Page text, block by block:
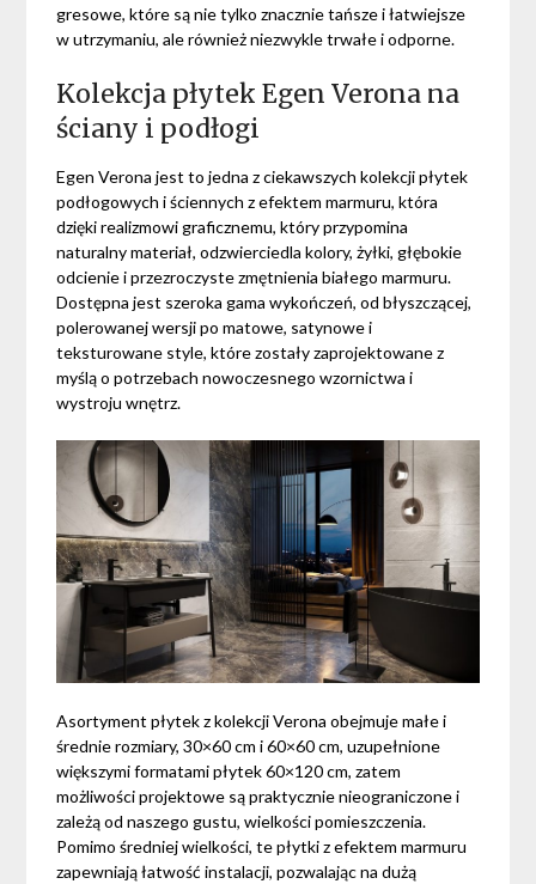
gresowe, które są nie tylko znacznie tańsze i łatwiejsze
w utrzymaniu, ale również niezwykle trwałe i odporne.
Kolekcja płytek Egen Verona na
ściany i podłogi
Egen Verona jest to jedna z ciekawszych kolekcji płytek
podłogowych i ściennych z efektem marmuru, która
dzięki realizmowi graficznemu, który przypomina
naturalny materiał, odzwierciedla kolory, żyłki, głębokie
odcienie i przezroczyste zmętnienia białego marmuru.
Dostępna jest szeroka gama wykończeń, od błyszczącej,
polerowanej wersji po matowe, satynowe i
teksturowane style, które zostały zaprojektowane z
myślą o potrzebach nowoczesnego wzornictwa i
wystroju wnętrz.
Asortyment płytek z kolekcji Verona obejmuje małe i
średnie rozmiary, 30×60 cm i 60×60 cm, uzupełnione
większymi formatami płytek 60×120 cm, zatem
możliwości projektowe są praktycznie nieograniczone i
zależą od naszego gustu, wielkości pomieszczenia.
Pomimo średniej wielkości, te płytki z efektem marmuru
zapewniają łatwość instalacji, pozwalając na dużą